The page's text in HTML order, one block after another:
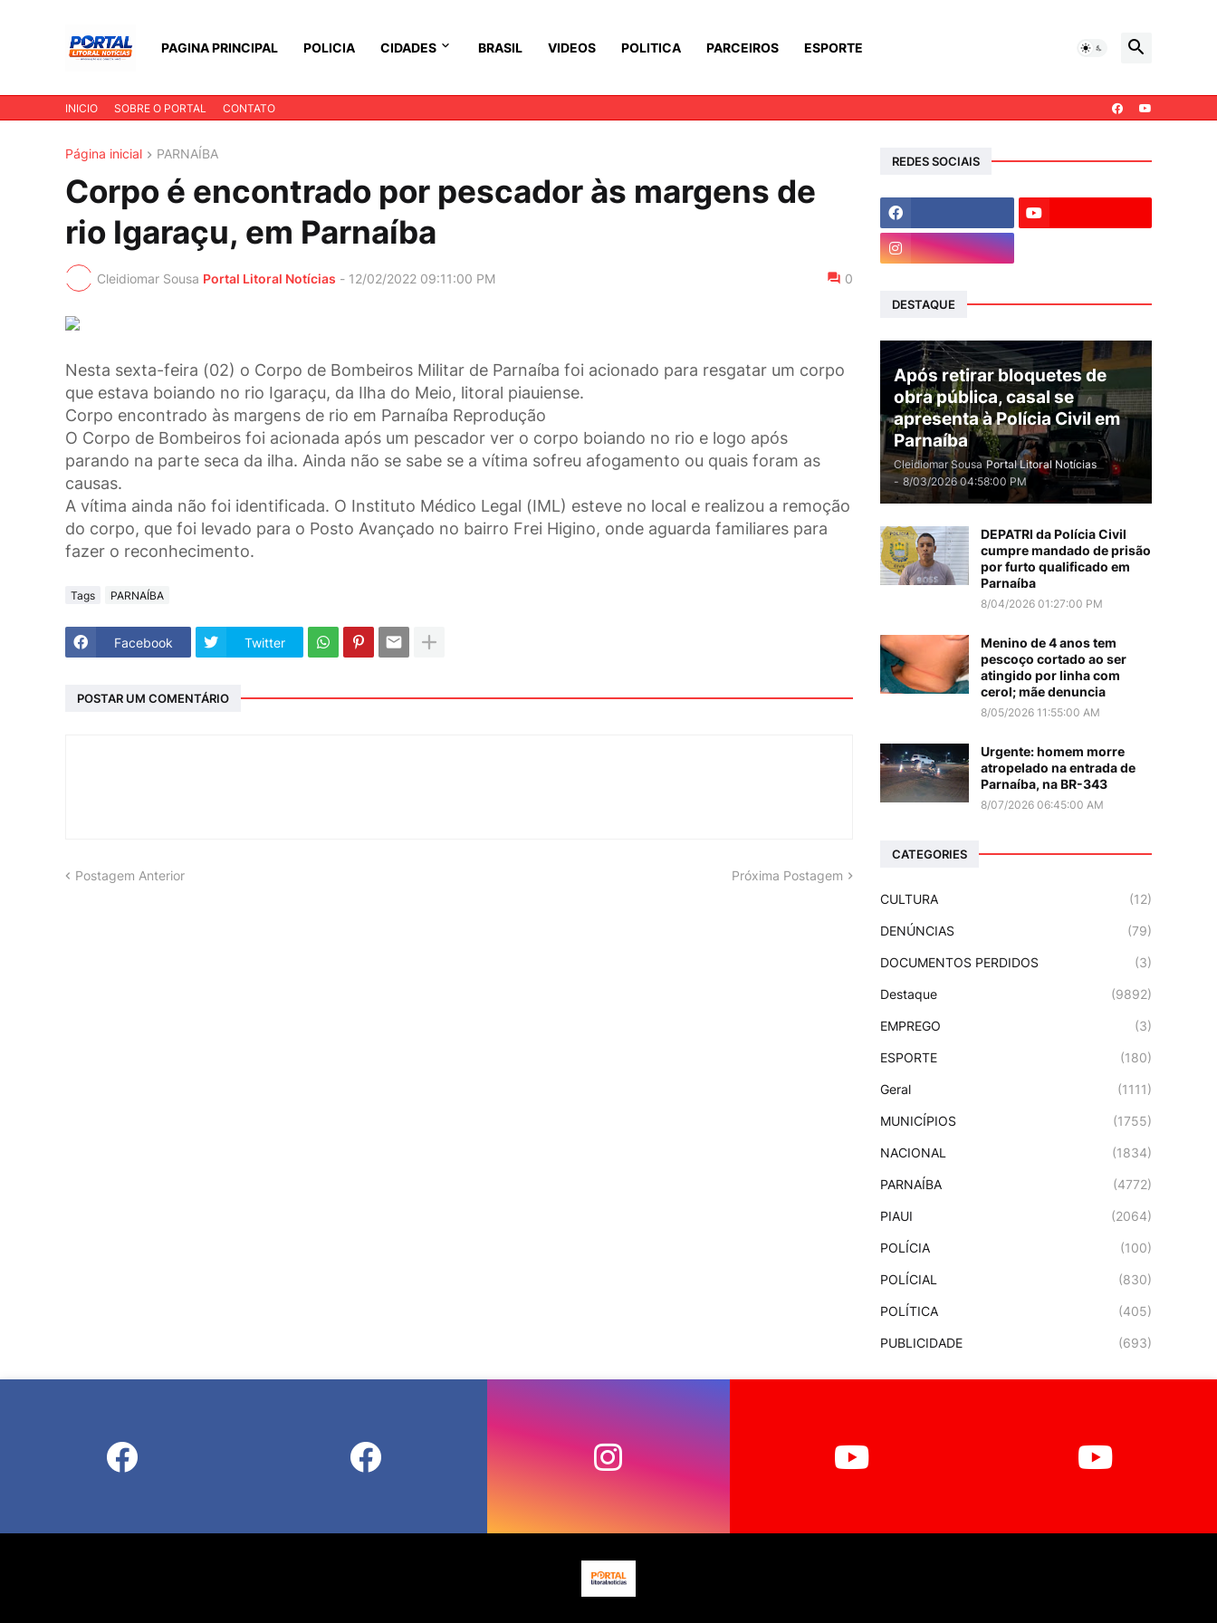
PAGINA PRINCIPAL POLICIA CIDADES BRASIL VIDEOS POLITICA PARCEIROS ESPORTE
INICIO SOBRE O PORTAL CONTATO
Página inicial PARNAÍBA
Corpo é encontrado por pescador às margens de
rio Igaraçu, em Parnaíba
Cleidiomar Sousa Portal Litoral Notícias - 12/02/2022 09:11:00 PM 0
Nesta sexta-feira (02) o Corpo de Bombeiros Militar de Parnaíba foi acionado para resgatar um corpo
que estava boiando no rio Igaraçu, da Ilha do Meio, litoral piauiense.
Corpo encontrado às margens de rio em Parnaíba Reprodução
O Corpo de Bombeiros foi acionada após um pescador ver o corpo boiando no rio e logo após
parando na parte seca da ilha. Ainda não se sabe se a vítima sofreu afogamento ou quais foram as
causas.
A vítima ainda não foi identificada. O Instituto Médico Legal (IML) esteve no local e realizou a remoção
do corpo, que foi levado para o Posto Avançado no bairro Frei Higino, onde aguarda familiares para
fazer o reconhecimento.
Tags PARNAÍBA
Facebook Twitter
POSTAR UM COMENTÁRIO
Postagem Anterior Próxima Postagem
REDES SOCIAIS
DESTAQUE
Após retirar bloquetes de
obra pública, casal se
apresenta à Polícia Civil em
Parnaíba
Cleidiomar Sousa Portal Litoral Notícias
- 8/03/2026 04:58:00 PM
DEPATRI da Polícia Civil
cumpre mandado de prisão
por furto qualificado em
Parnaíba
8/04/2026 01:27:00 PM
Menino de 4 anos tem
pescoço cortado ao ser
atingido por linha com
cerol; mãe denuncia
8/05/2026 11:55:00 AM
Urgente: homem morre
atropelado na entrada de
Parnaíba, na BR-343
8/07/2026 06:45:00 AM
CATEGORIES
CULTURA (12)
DENÚNCIAS (79)
DOCUMENTOS PERDIDOS (3)
Destaque (9892)
EMPREGO (3)
ESPORTE (180)
Geral (1111)
MUNICÍPIOS (1755)
NACIONAL (1834)
PARNAÍBA (4772)
PIAUI (2064)
POLÍCIA (100)
POLÍCIAL (830)
POLÍTICA (405)
PUBLICIDADE (693)